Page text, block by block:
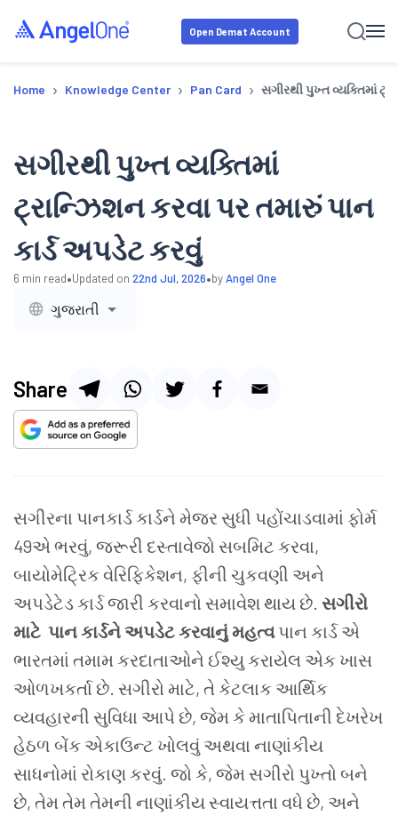
Open Demat Account
Home › Knowledge Center › Pan Card › સગીરથી પુખ્ત વ્યક્તિમાં
સગીરથી પુખ્ત વ્યક્તિમાં
ટ્રાન્ઝિશન કરવા પર તમારું પાન
કાર્ડ અપડેટ કરવું
6 min read•Updated on 22nd Jul, 2026•byAngel One
ગુજરાતી
Share
સગીરના પાનકાર્ડ કાર્ડને મેજર સુધી પહોંચાડવામાં ફોર્મ
49એ ભરવું, જરૂરી દસ્તાવેજો સબમિટ કરવા,
બાયોમેટ્રિક વેરિફિકેશન, ફીની ચુકવણી અને
અપડેટેડ કાર્ડ જારી કરવાનો સમાવેશ થાય છે. સગીરો
માટે પાન કાર્ડને અપડેટ કરવાનું મહત્વ પાન કાર્ડ એ
ભારતમાં તમામ કરદાતાઓને ઈશ્યુ કરાયેલ એક ખાસ
ઓળખકર્તા છે. સગીરો માટે, તે કેટલાક આર્થિક
વ્યવહારની સુવિધા આપે છે, જેમ કે માતાપિતાની દેખરેખ
હેઠળ બેંક એકાઉન્ટ ખોલવું અથવા નાણાંકીય
સાધનોમાં રોકાણ કરવું. જો કે, જેમ સગીરો પુખ્તો બને
છે, તેમ તેમ તેમની નાણાંકીય સ્વાયત્તતા વધે છે, અને